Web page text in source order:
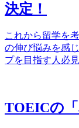
決定！
これから留学を
の伸び悩みを感
プを目指す人必
TOEICの